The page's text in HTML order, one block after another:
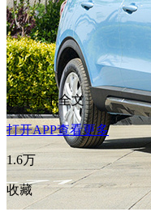
展开余下全文
打开APP查看更多
1.6万
收藏